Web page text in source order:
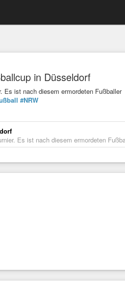
in Düsseldorf
Es ist nach diesem ermordeten Fußballer
#NRW
Es ist nach diesem ermordeten